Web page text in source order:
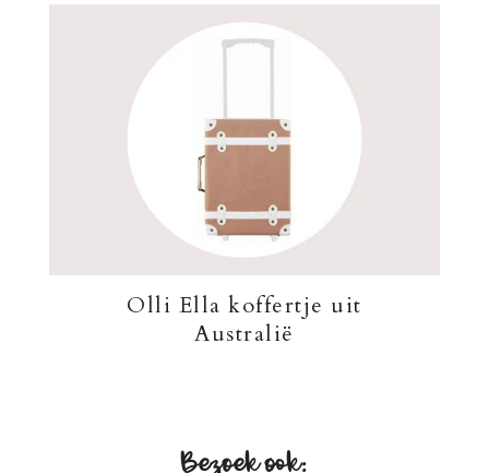
Olli Ella koffertje uit
Australië
Bezoek ook: